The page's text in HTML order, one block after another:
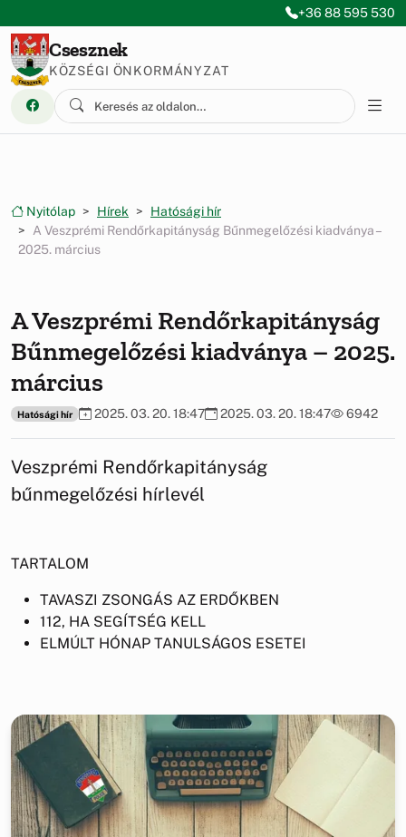
+36 88 595 530
Csesznek
KÖZSÉGI ÖNKORMÁNYZAT
Nyitólap Hírek
Hatósági hír
A Veszprémi Rendőrkapitányság Bűnmegelőzési kiadványa –
2025. március
A Veszprémi Rendőrkapitányság
Bűnmegelőzési kiadványa – 2025.
március
Hatósági hír 2025. 03. 20. 18:47 2025. 03. 20. 18:47 6942
Veszprémi Rendőrkapitányság
bűnmegelőzési hírlevél
TARTALOM
TAVASZI ZSONGÁS AZ ERDŐKBEN
112, HA SEGÍTSÉG KELL
ELMÚLT HÓNAP TANULSÁGOS ESETEI